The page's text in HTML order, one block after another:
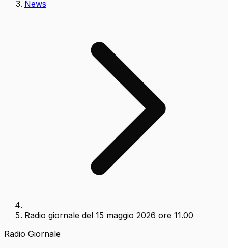
News
Radio giornale del 15 maggio 2026 ore 11.00
Radio Giornale